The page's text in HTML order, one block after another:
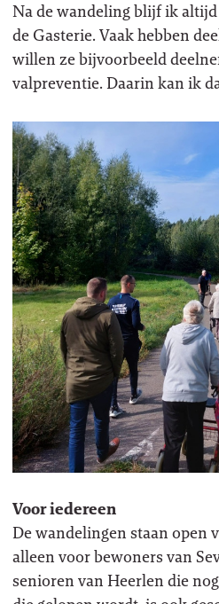
Na de wandeling blijf ik
de Gasterie. Vaak hebben
willen ze bijvoorbeeld
valpreventie. Daarin kan ik
Voor iedereen
De wandelingen staan open
alleen voor bewoners van
senioren van Heerlen die